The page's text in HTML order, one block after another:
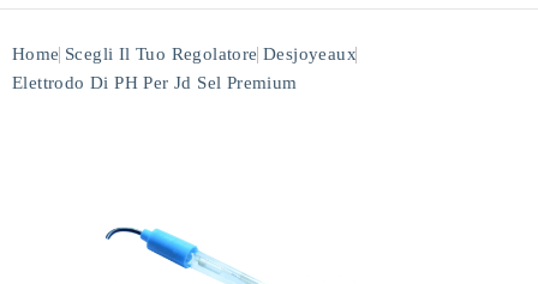
Home Scegli Il Tuo Regolatore Desjoyeaux
Elettrodo Di PH Per Jd Sel Premium